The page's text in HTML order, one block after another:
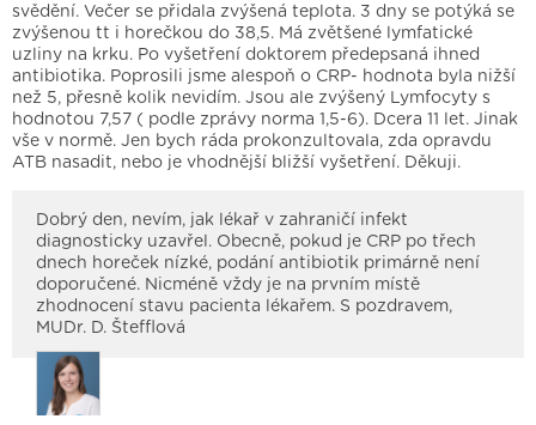
svědění. Večer se přidala zvýšená teplota. 3 dny se potýká se
zvýšenou tt i horečkou do 38,5. Má zvětšené lymfatické
uzliny na krku. Po vyšetření doktorem předepsaná ihned
antibiotika. Poprosili jsme alespoň o CRP- hodnota byla nižší
než 5, přesně kolik nevidím. Jsou ale zvýšený Lymfocyty s
hodnotou 7,57 ( podle zprávy norma 1,5-6). Dcera 11 let. Jinak
vše v normě. Jen bych ráda prokonzultovala, zda opravdu
ATB nasadit, nebo je vhodnější bližší vyšetření. Děkuji.
Dobrý den, nevím, jak lékař v zahraničí infekt
diagnosticky uzavřel. Obecně, pokud je CRP po třech
dnech horeček nízké, podání antibiotik primárně není
doporučené. Nicméně vždy je na prvním místě
zhodnocení stavu pacienta lékařem. S pozdravem,
MUDr. D. Štefflová